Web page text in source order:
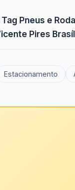
Pneus e
Pires
Estacionamento